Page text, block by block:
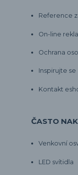
Reference
On-line
Ochrana
Inspirujte se
Kontakt
ČASTO
Venkovní
LED svítidla